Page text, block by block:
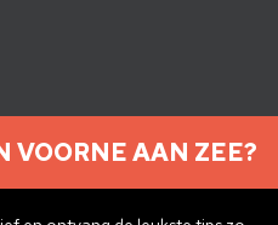
VOORNE AAN ZEE?